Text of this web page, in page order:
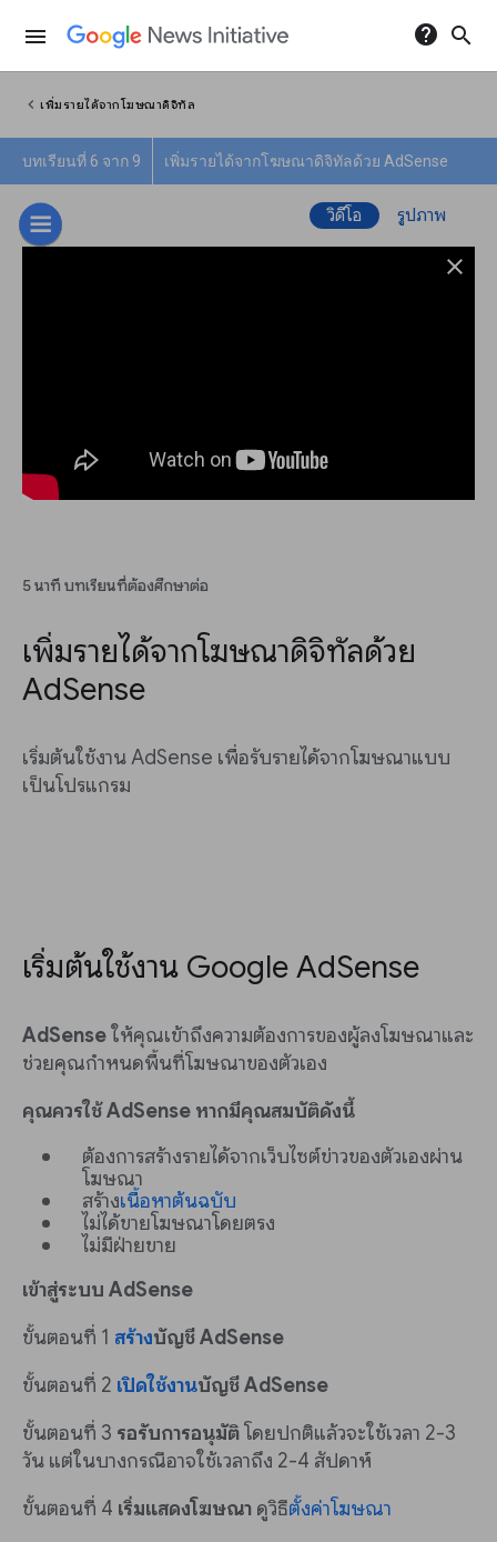
menu help search
chevron_left เพิ่มรายได้จากโฆษณาดิจิทัล
บทเรียนที่ 6 จาก 9 เพิ่มรายได้จากโฆษณาดิจิทัลด้วย AdSense
วิดีโอ รูปภาพ
close
5 นาที บทเรียนที่ต้องศึกษาต่อ
เพิ่มรายได้จากโฆษณาดิจิทัลด้วย
AdSense
เริ่มต้นใช้งาน AdSense เพื่อรับรายได้จากโฆษณาแบบ
เป็นโปรแกรม
เริ่มต้นใช้งาน Google AdSense
AdSenseให้คุณเข้าถึงความต้องการของผู้ลงโฆษณาและ
ช่วยคุณกำหนดพื้นที่โฆษณาของตัวเอง
คุณควรใช้ AdSense หากมีคุณสมบัติดังนี้
ต้องการสร้างรายได้จากเว็บไซต์ข่าวของตัวเองผ่าน
โฆษณา
สร้างเนื้อหาต้นฉบับ
ไม่ได้ขายโฆษณาโดยตรง
ไม่มีฝ่ายขาย
เข้าสู่ระบบ AdSense
ขั้นตอนที่ 1 สร้างบัญชี AdSense
ขั้นตอนที่ 2 เปิดใช้งานบัญชี AdSense
ขั้นตอนที่ 3 รอรับการอนุมัติโดยปกติแล้วจะใช้เวลา 2-3
วัน แต่ในบางกรณีอาจใช้เวลาถึง 2-4 สัปดาห์
ขั้นตอนที่ 4 เริ่มแสดงโฆษณา ดูวิธีตั้งค่าโฆษณา